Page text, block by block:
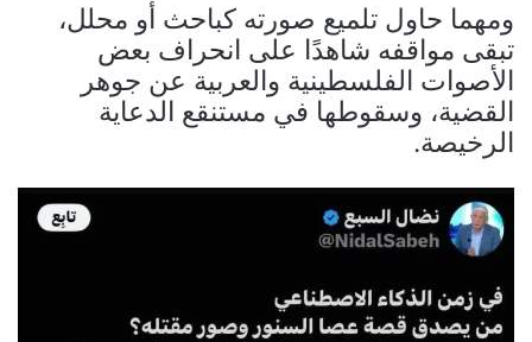
ومهما حاول تلميع صورته كباحث أو محلل،
تبقى مواقفه شاهدًا على انحراف بعض
الأصوات الفلسطينية والعربية عن جوهر
القضية، وسقوطها في مستنقع الدعاية
الرخيصة.